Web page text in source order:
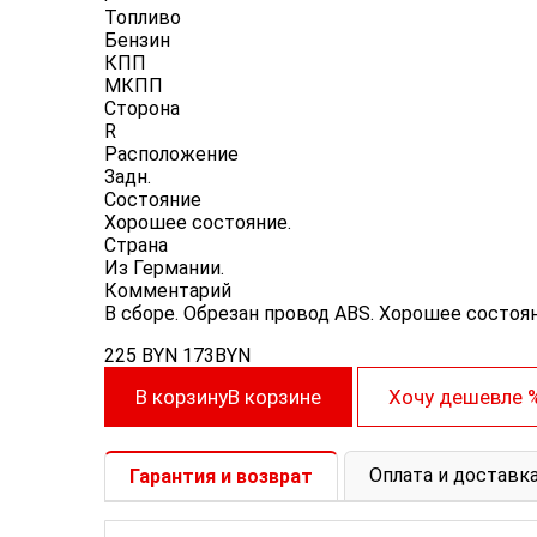
Топливо
Бензин
КПП
МКПП
Сторона
R
Расположение
Задн.
Состояние
Хорошее состояние.
Cтрана
Из Германии.
Комментарий
В сборе. Обрезан провод ABS. Хорошее
225 BYN 173BYN
В корзинуВ корзине Хочу дешевле
Гарантия и возврат Оплата и